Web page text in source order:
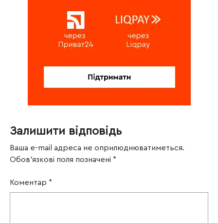
Залишити відповідь
Ваша e-mail адреса не оприлюднюватиметься.
Обов’язкові поля позначені *
Коментар *